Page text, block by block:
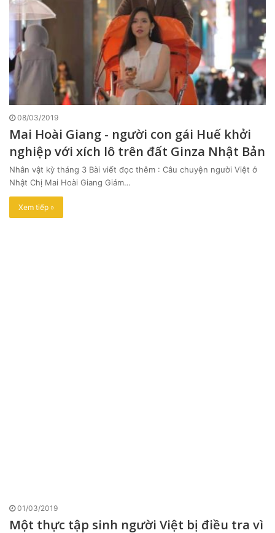
08/03/2019
Mai Hoài Giang - người con gái Huế khởi
nghiệp với xích lô trên đất Ginza Nhật Bản
Nhân vật kỳ tháng 3 Bài viết đọc thêm : Câu chuyện người Việt ở
Nhật Chị Mai Hoài Giang Giám…
Xem tiếp »
01/03/2019
Một thực tập sinh người Việt bị điều tra vì